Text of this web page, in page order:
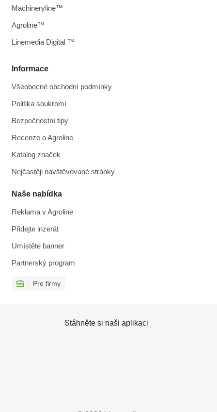
Informace
Všeobecné obchodní podmínky
Politika soukromí
Bezpečnostní tipy
Recenze o Agroline
Katalog značek
Nejčastěji navštěvované stránky
Naše nabídka
Reklama v Agroline
Přidejte inzerát
Umístěte banner
Partnerský program
Pro firmy
Machineryline™
Agroline™
Linemedia Digital ™
Stáhněte si naši aplikaci